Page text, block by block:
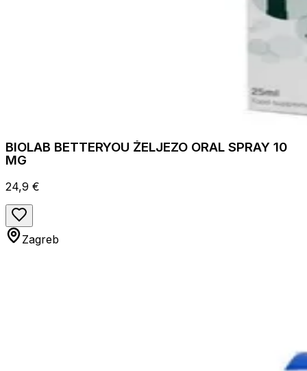
BIOLAB BETTERYOU ŽELJEZO ORAL SPRAY 10
MG
24,9 €
Zagreb